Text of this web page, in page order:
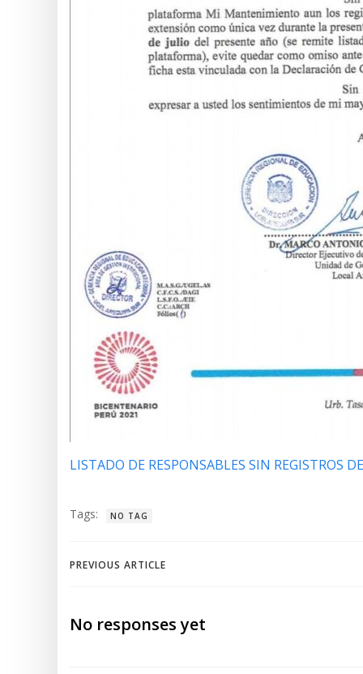
LISTADO DE RESPONSABLES SIN REGISTROS
Tags: NO TAG
Navegación
de
entradas
PREVIOUS ARTICLE
No responses yet